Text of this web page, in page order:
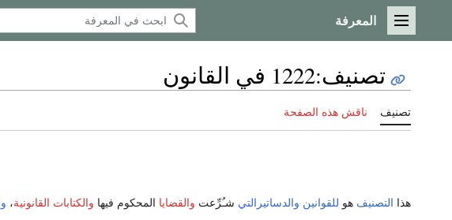
القائمة الرئيسية
المعرفة
تصنيف:1222 في القانون
تصنيف ناقش هذه الصفحة
هذا التصنيف هو للقوانين والدساتيرالتي شـُرِّعت والقضايا المحكوم فيها والكتابات القانونية،